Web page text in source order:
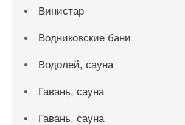
Винистар
Водниковские бани
Водолей, сауна
Гавань, сауна
Гавань, сауна